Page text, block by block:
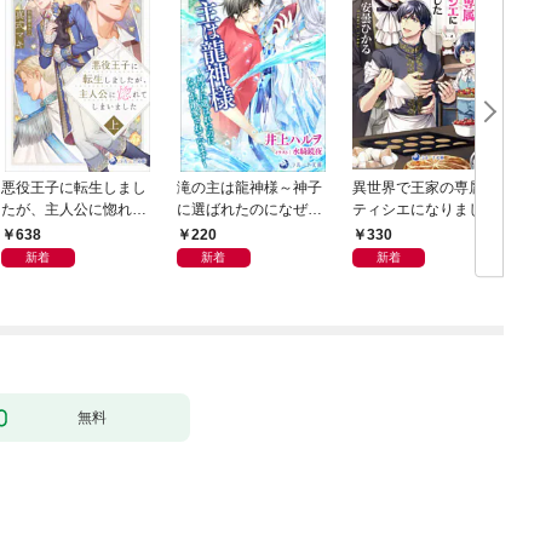
悪役王子に転生しまし
たが、主人公に惚れて
しまいました 上
638
新着
滝の主は龍神様～神子
に選ばれたのになぜか
溺愛されています～
【分冊版】1
220
新着
異世界で王家の専属パ
ティシエになりました
【分冊版】1
330
新着
無料